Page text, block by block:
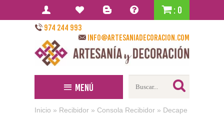
: 0
974 244 993
info@artesaniadecoracion.com
Menú
Inicio » Recibidor » Consola Recibidor » Decape